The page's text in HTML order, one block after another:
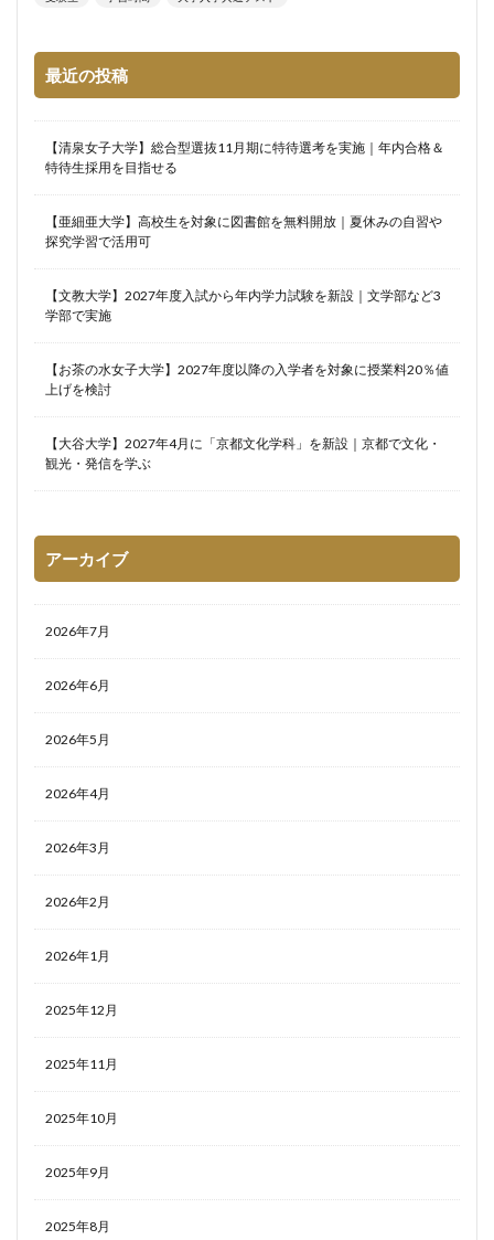
最近の投稿
【清泉女子大学】総合型選抜11月期に特待選考を実施｜年内合格＆
特待生採用を目指せる
【亜細亜大学】高校生を対象に図書館を無料開放｜夏休みの自習や
探究学習で活用可
【文教大学】2027年度入試から年内学力試験を新設｜文学部など3
学部で実施
【お茶の水女子大学】2027年度以降の入学者を対象に授業料20％値
上げを検討
【大谷大学】2027年4月に「京都文化学科」を新設｜京都で文化・
観光・発信を学ぶ
アーカイブ
2026年7月
2026年6月
2026年5月
2026年4月
2026年3月
2026年2月
2026年1月
2025年12月
2025年11月
2025年10月
2025年9月
2025年8月